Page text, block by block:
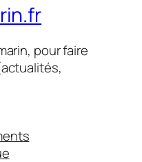
pour faire